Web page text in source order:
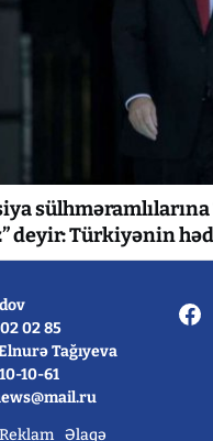
sülhməramlılarına
deyir: Türkiyənin
02 85
Tağıyeva
10-61
Reklam Əlaqə